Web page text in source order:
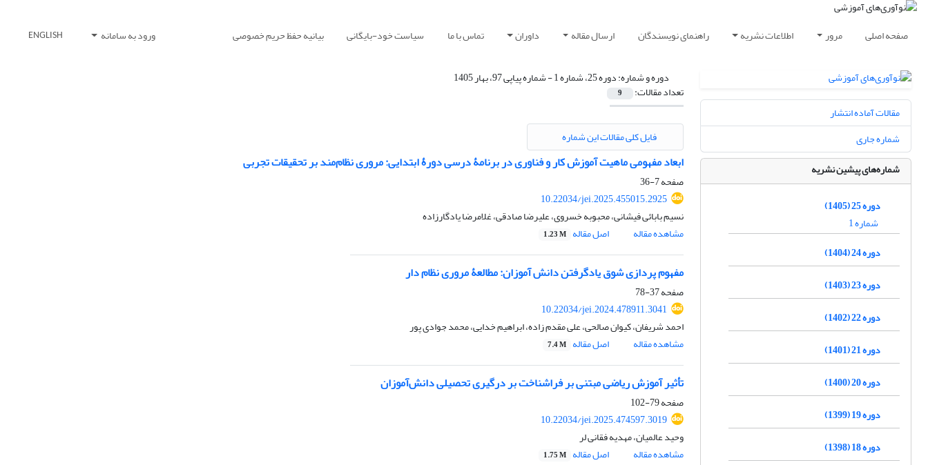
صفحه اصلی مرور اطلاعات نشریه راهنمای نویسندگان ارسال مقاله داوران تماس با ما سیاست خود-بایگانی بیانیه حفظ حریم خصوصی ورود به سامانه ENGLISH
دوره و شماره:دوره 25، شماره 1 - شماره پیاپی 97، بهار 1405
تعداد مقالات: 9
فایل کلی مقالات این شماره
ابعاد مفهومی ماهیت آموزش کار و فناوری در برنامۀ درسی دورۀ ابتدایی: مروری نظام‌مند بر تحقیقات تجربی
صفحه7-36
10.22034/jei.2025.455015.2925
نسیم بابائی فیشانی، محبوبه خسروی، علیرضا صادقی، غلامرضا یادگارزاده
مشاهده مقاله
اصل مقاله 1.23 M
مفهوم پردازی شوق یادگرفتن دانش آموزان: مطالعۀ مروری نظام دار
صفحه37-78
10.22034/jei.2024.478911.3041
احمد شریفان، کیوان صالحی، علی مقدم زاده، ابراهیم خدایی، محمد جوادی پور
مشاهده مقاله
اصل مقاله 7.4 M
تأثیر آموزش ریاضی مبتنی بر فراشناخت بر درگیری تحصیلی دانش‌آموزان
صفحه79-102
10.22034/jei.2025.474597.3019
وحید عالمیان، مهدیه فقانی لر
مشاهده مقاله
اصل مقاله 1.75 M
مقالات آماده انتشار
شماره جاری
شماره‌های پیشین نشریه
دوره 25 (1405)
شماره 1
دوره 24 (1404)
دوره 23 (1403)
دوره 22 (1402)
دوره 21 (1401)
دوره 20 (1400)
دوره 19 (1399)
دوره 18 (1398)